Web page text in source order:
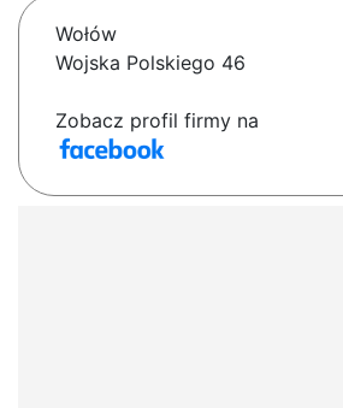
Wołów
Wojska Polskiego 46
Zobacz profil firmy na